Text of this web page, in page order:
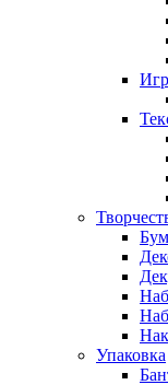
Упаковка